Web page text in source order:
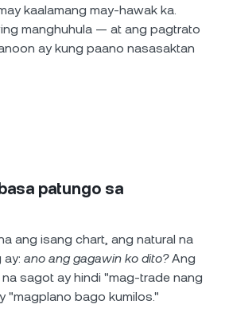
kaalamang may-hawak ka.
manghuhula — at ang pagtrato
ay kung paano nasasaktan
patungo sa
ang isang chart, ang natural na
ano ang gagawin ko dito?Ang
sagot ay hindi "mag-trade nang
"magplano bago kumilos."